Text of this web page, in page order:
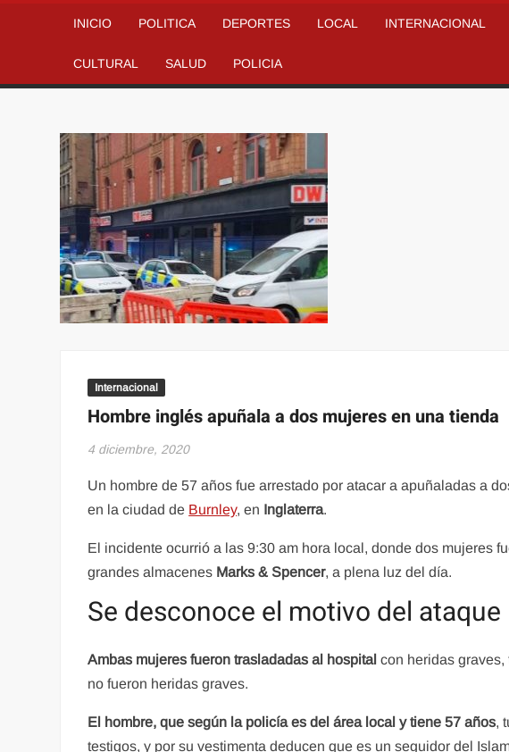
INICIO POLITICA DEPORTES LOCAL INTERNACIONAL
CULTURAL SALUD POLICIA
Internacional
Hombre inglés apuñala a dos mujeres en una tienda
4 diciembre, 2020
Un hombre de 57 años fue arrestado por atacar a apuñaladas a
en la ciudad de Burnley, en Inglaterra.
El incidente ocurrió a las 9:30 am hora local, donde dos mujeres
grandes almacenes Marks & Spencer, a plena luz del día.
Se desconoce el motivo del ataque
Ambas mujeres fueron trasladadas al hospital con heridas
no fueron heridas graves.
El hombre, que según la policía es del área local y tiene 57 años,
testigos, y por su vestimenta deducen que es un seguidor del